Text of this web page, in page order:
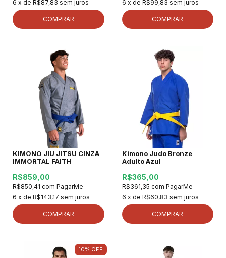
6 x de R$87,83 sem juros
COMPRAR
6 x de R$99,83 sem juros
COMPRAR
KIMONO JIU JITSU CINZA
IMMORTAL FAITH
R$859,00
R$850,41 com PagarMe
6 x de R$143,17 sem juros
COMPRAR
Kimono Judo Bronze
Adulto Azul
R$365,00
R$361,35 com PagarMe
6 x de R$60,83 sem juros
COMPRAR
10% OFF